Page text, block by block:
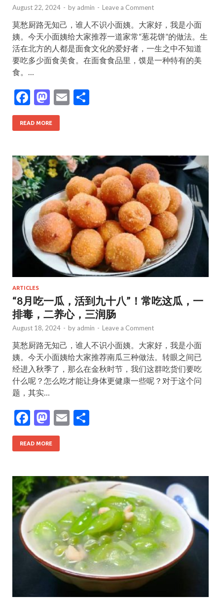
August 22, 2024 - by admin - Leave a Comment
莫愁厨路无知己，谁人不识小面姨。大家好，我是小面
姨。今天小面姨给大家推荐一道家常“葱花饼”的做法。生
活在北方的人都是面食文化的爱好者，一生之中不知道
要吃多少面食美食。在面食食品里，馍是一种特有的美
食。…
F
ac
e
o
o
k
M
as
to
o
n
E
READ MORE
ARTICLES
“8月吃一瓜，活到九十八”！常吃这瓜，一
排毒，二养心，三润肠
August 18, 2024 - by admin - Leave a Comment
莫愁厨路无知己，谁人不识小面姨。大家好，我是小面
姨。今天小面姨给大家推荐南瓜三种做法。转眼之间已
经进入秋季了，那么在金秋时节，我们这群吃货们要吃
什么呢？怎么吃才能让身体更健康一些呢？对于这个问
题，其实…
F
ac
e
o
o
k
M
as
to
o
n
E
READ MORE